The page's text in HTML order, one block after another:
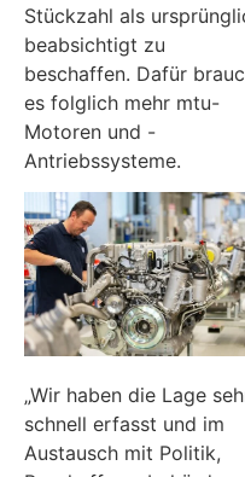
Stückzahl als
beabsichtigt zu
beschaffen. Dafür
es folglich mehr mtu-
Motoren und -
Antriebssysteme.
„Wir haben die Lage
schnell erfasst und im
Austausch mit Politik,